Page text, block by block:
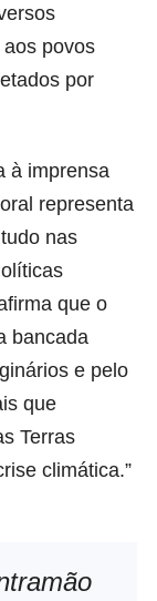
povos
por
à imprensa
representa
nas
que o
bancada
e pelo
que
Terras
climática.”